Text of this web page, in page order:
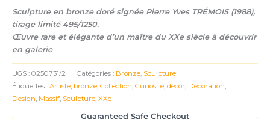
Sculpture en bronze doré signée Pierre Yves TRÉMOIS (1988),
tirage limité 495/1250.
Œuvre rare et élégante d’un maître du XXe siècle à découvrir
en galerie
UGS : 0250731/2 Catégories : Bronze, Sculpture
Étiquettes : Artiste, bronze, Collection, Curiosité, décor, Décoration,
Design, Massif, Sculpture, XXe
Guaranteed Safe Checkout